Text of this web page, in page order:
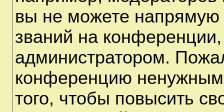
вы не можете напрямую
званий на
администратором.
конференцию
того, чтобы повысить